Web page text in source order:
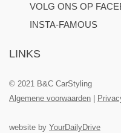
VOLG ONS OP
INSTA-FAMOUS
LINKS
© 2021 B&C CarStyling
Algemene voorwaarden
website by YourDailyDrive